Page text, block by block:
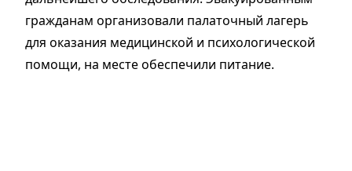
гражданам организовали палаточный лагерь
для оказания медицинской и психологической
помощи, на месте обеспечили питание.